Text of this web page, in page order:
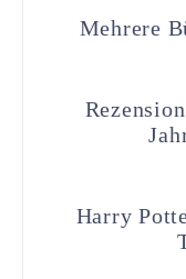
Mehrere
Harry